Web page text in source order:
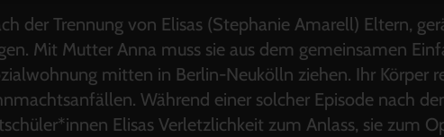
der Trennung von Elisas (Stephanie Amarell) Eltern,
Mit Mutter Anna muss sie aus dem gemeinsamen
mitten in Berlin-Neukölln ziehen. Ihr Körper
Während einer solcher Episode nach
Elisas Verletzlichkeit zum Anlass, sie zum